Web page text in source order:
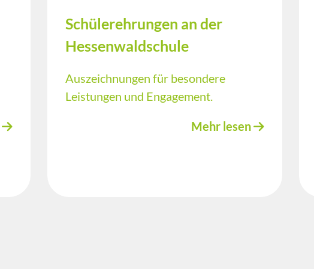
Schülerehrungen an der
Hessenwaldschule
Auszeichnungen für besondere
Leistungen und Engagement.
Mehr lesen